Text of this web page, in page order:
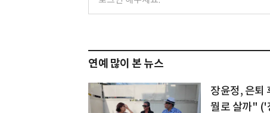
연예 많이 본 뉴스
장윤정, 은퇴
뭘로 살까" ('